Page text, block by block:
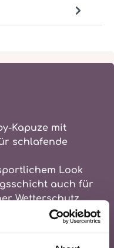
Kapuze mit
schlafende
Look
auch für
Wetterschutz